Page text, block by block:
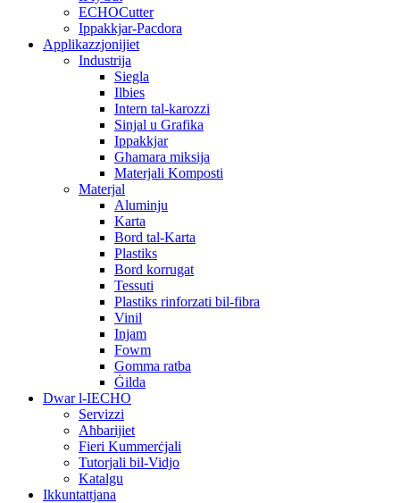
ECHOCutter
Ippakkjar-Pacdora
Applikazzjonijiet
Industrija
Siegla
Ilbies
Intern tal-karozzi
Sinjal u Grafika
Ippakkjar
Għamara miksija
Materjali Komposti
Materjal
Aluminju
Karta
Bord tal-Karta
Plastiks
Bord korrugat
Tessuti
Plastiks rinforzati bil-fibra
Vinil
Injam
Fowm
Gomma ratba
Ġilda
Dwar l-IECHO
Servizzi
Aħbarijiet
Fieri Kummerċjali
Tutorjali bil-Vidjo
Katalgu
Ikkuntattjana